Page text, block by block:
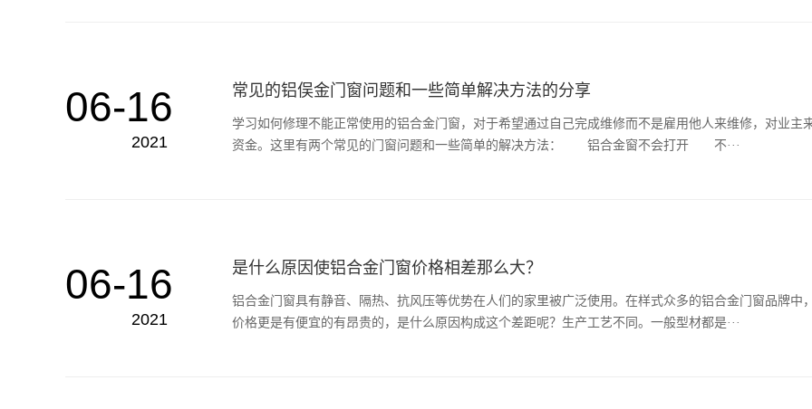
06-16
2021
常见的铝俣金门窗问题和一些简单解决方法的分享
学习如何修理不能正常使用的铝合金门窗，对于希望通过自己完成维修而不是雇用他人来维修，对业主
资金。这里有两个常见的门窗问题和一些简单的解决方法： 铝合金窗不会打开 不···
06-16
2021
是什么原因使铝合金门窗价格相差那么大？
铝合金门窗具有静音、隔热、抗风压等优势在人们的家里被广泛使用。在样式众多的铝合金门窗品牌中
价格更是有便宜的有昂贵的，是什么原因构成这个差距呢？生产工艺不同。一般型材都是···